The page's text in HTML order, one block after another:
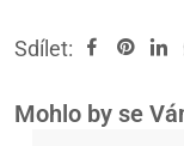
Sdílet:
Mohlo by se